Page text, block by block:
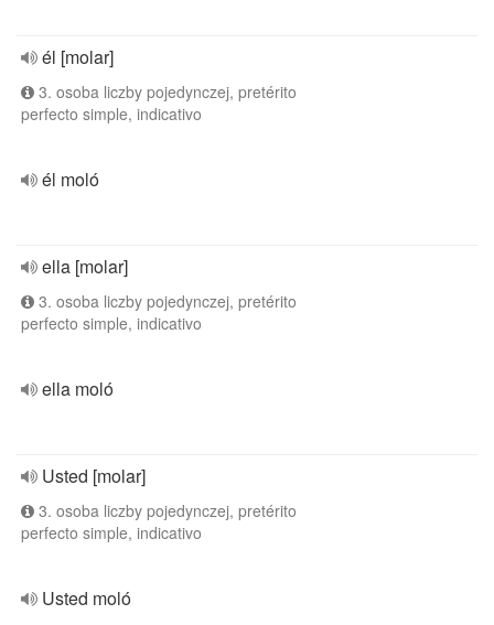
él [molar]
3. osoba liczby pojedynczej, pretérito
perfecto simple, indicativo
él moló
ella [molar]
3. osoba liczby pojedynczej, pretérito
perfecto simple, indicativo
ella moló
Usted [molar]
3. osoba liczby pojedynczej, pretérito
perfecto simple, indicativo
Usted moló